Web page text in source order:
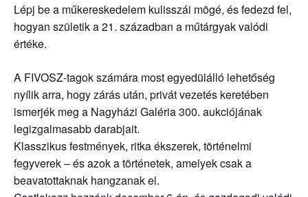
Lépj be a műkereskedelem kulisszái mögé, és fedezd fel,
hogyan születik a 21. században a műtárgyak valódi
értéke.
A FIVOSZ-tagok számára most egyedülálló lehetőség
nyílik arra, hogy zárás után, privát vezetés keretében
ismerjék meg a Nagyházi Galéria 300. aukciójának
legizgalmasabb darabjait.
Klasszikus festmények, ritka ékszerek, történelmi
fegyverek – és azok a történetek, amelyek csak a
beavatottaknak hangzanak el.